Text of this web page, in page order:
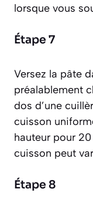
lorsque vous
Étape 7
Versez la pâte
préalablement
dos d’une
cuisson
hauteur pour
cuisson peut
Étape 8